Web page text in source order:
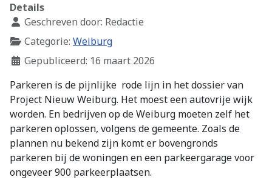
Details
Geschreven door: Redactie
Categorie: Weiburg
Gepubliceerd: 16 maart 2026
Parkeren is de pijnlijke rode lijn in het dossier van
Project Nieuw Weiburg. Het moest een autovrije wijk
worden. En bedrijven op de Weiburg moeten zelf het
parkeren oplossen, volgens de gemeente. Zoals de
plannen nu bekend zijn komt er bovengronds
parkeren bij de woningen en een parkeergarage voor
ongeveer 900 parkeerplaatsen.